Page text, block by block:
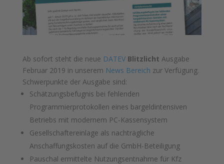
Ab sofort steht die neue DATEV Blitzlicht Ausgabe
Februar 2019 in unserem News Bereich zur Verfügung.
Schwerpunkte der Ausgabe sind:
Schätzungsbefugnis bei fehlenden
Programmierprotokollen eines bargeldintensiven
Betriebs mit modernem PC-Kassensystem
Gesellschaftereinlage als nachträgliche
Anschaffungskosten auf die GmbH-Beteiligung
Pauschal ermittelte Nutzungsentnahme für Kfz